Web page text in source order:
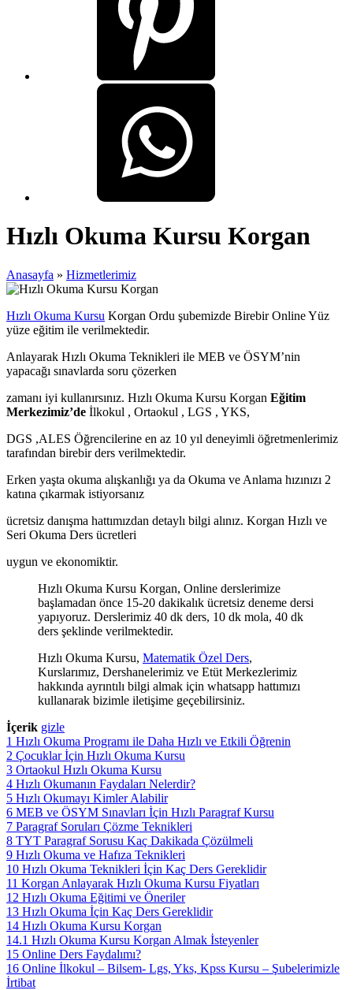
Hızlı Okuma Kursu Korgan
Anasayfa » Hizmetlerimiz
Hızlı Okuma Kursu Korgan Ordu şubemizde Birebir Online Yüz
yüze eğitim ile verilmektedir.
Anlayarak Hızlı Okuma Teknikleri ile MEB ve ÖSYM’nin
yapacağı sınavlarda soru çözerken
zamanı iyi kullanırsınız. Hızlı Okuma Kursu Korgan Eğitim
Merkezimiz’de İlkokul , Ortaokul , LGS , YKS,
DGS ,ALES Öğrencilerine en az 10 yıl deneyimli öğretmenlerimiz
tarafından birebir ders verilmektedir.
Erken yaşta okuma alışkanlığı ya da Okuma ve Anlama hızınızı 2
katına çıkarmak istiyorsanız
ücretsiz danışma hattımızdan detaylı bilgi alınız. Korgan Hızlı ve
Seri Okuma Ders ücretleri
uygun ve ekonomiktir.
Hızlı Okuma Kursu Korgan, Online derslerimize
başlamadan önce 15-20 dakikalık ücretsiz deneme dersi
yapıyoruz. Derslerimiz 40 dk ders, 10 dk mola, 40 dk
ders şeklinde verilmektedir.
Hızlı Okuma Kursu, Matematik Özel Ders,
Kurslarımız, Dershanelerimiz ve Etüt Merkezlerimiz
hakkında ayrıntılı bilgi almak için whatsapp hattımızı
kullanarak bizimle iletişime geçebilirsiniz.
İçerik gizle
1 Hızlı Okuma Programı ile Daha Hızlı ve Etkili Öğrenin
2 Çocuklar İçin Hızlı Okuma Kursu
3 Ortaokul Hızlı Okuma Kursu
4 Hızlı Okumanın Faydaları Nelerdir?
5 Hızlı Okumayı Kimler Alabilir
6 MEB ve ÖSYM Sınavları İçin Hızlı Paragraf Kursu
7 Paragraf Soruları Çözme Teknikleri
8 TYT Paragraf Sorusu Kaç Dakikada Çözülmeli
9 Hızlı Okuma ve Hafıza Teknikleri
10 Hızlı Okuma Teknikleri İçin Kaç Ders Gereklidir
11 Korgan Anlayarak Hızlı Okuma Kursu Fiyatları
12 Hızlı Okuma Eğitimi ve Öneriler
13 Hızlı Okuma İçin Kaç Ders Gereklidir
14 Hızlı Okuma Kursu Korgan
14.1 Hızlı Okuma Kursu Korgan Almak İsteyenler
15 Online Ders Faydalımı?
16 Online İlkokul – Bilsem- Lgs, Yks, Kpss Kursu – Şubelerimizle
İrtibat